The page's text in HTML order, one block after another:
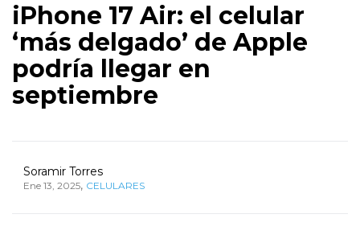
iPhone 17 Air: el celular
‘más delgado’ de Apple
podría llegar en
septiembre
Soramir Torres
Ene 13, 2025, CELULARES